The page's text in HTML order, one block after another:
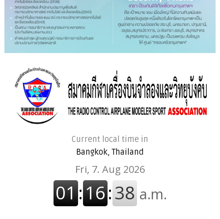
Current local time in
Bangkok, Thailand